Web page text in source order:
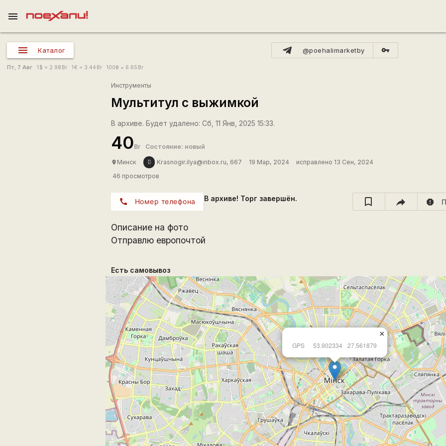
menu
Каталог @poehalimarketby vpn_key
Пт, 7 Авг 1 $ = 2.98 Br 1€ = 3.44 Br 100₴ = 6.65 Br
Инструменты
Мультитул с выжимкой
В архиве. Будет удалено: Сб, 11 Янв, 2025 15:33.
40Br Состояние: новый
place Минск Krasnogir.ilya@inbox.ru, 667 19 Мар, 2024
исправлено 13 Сен, 2024
46 просмотров
call Номер телефона В архиве! Торг завершён. report
Описание на фото
Отправлю европочтой
Есть самовывоз
GPS 53.902334 27.561879
×